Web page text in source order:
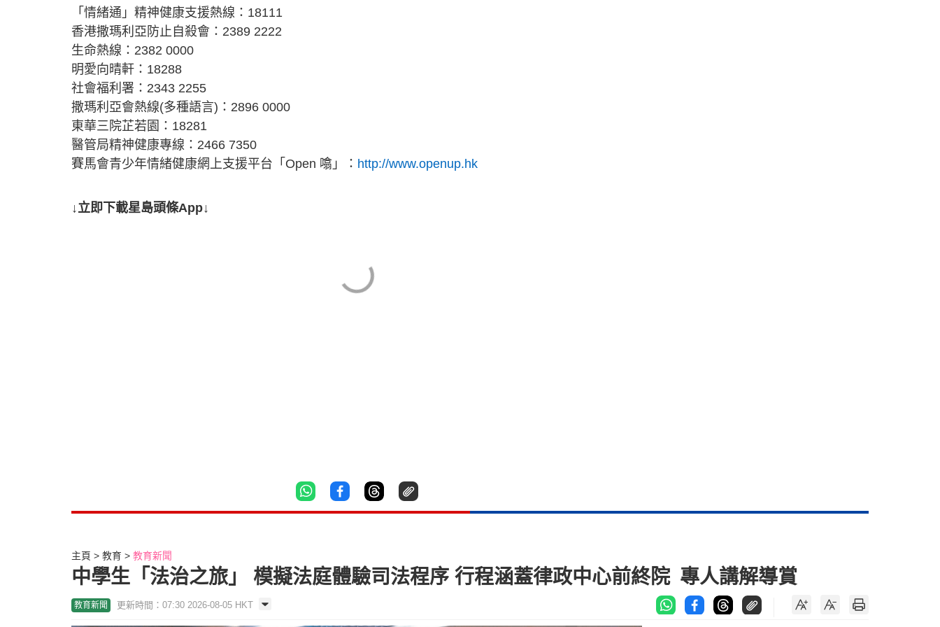
「情緒通」精神健康支援熱線：18111
香港撒瑪利亞防止自殺會：2389 2222
生命熱線：2382 0000
明愛向晴軒：18288
社會福利署：2343 2255
撒瑪利亞會熱線(多種語言)：2896 0000
東華三院芷若園：18281
醫管局精神健康專線：2466 7350
賽馬會青少年情緒健康網上支援平台「Open 噏」： http://www.openup.hk
↓立即下載星島頭條App↓
主頁 教育 教育新聞
中學生「法治之旅」 模擬法庭體驗司法程序 行程涵蓋律政中心前終院 專人講解導賞
教育新聞 更新時間：07:30 2026-08-05 HKT